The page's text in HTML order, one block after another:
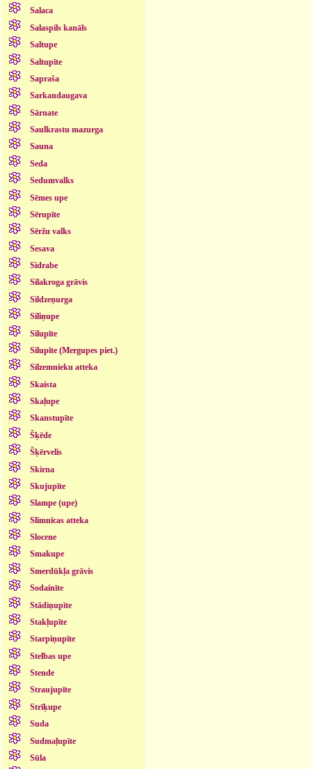
Salaca
Salaspils kanāls
Saltupe
Saltupīte
Sapraša
Sarkandaugava
Sārnate
Saulkrastu mazurga
Sauna
Seda
Sedumvalks
Sēmes upe
Sērupīte
Sēržu valks
Sesava
Sidrabe
Silakroga grāvis
Sildzeņurga
Siliņupe
Silupīte
Silupīte (Mergupes piet.)
Silzemnieku atteka
Skaista
Skaļupe
Skanstupīte
Šķēde
Šķērvelis
Skirna
Skujupīte
Slampe (upe)
Slimnīcas atteka
Slocene
Smakupe
Smerdūkļa grāvis
Sodainīte
Stādiņupīte
Stakļupīte
Starpiņupīte
Stelbas upe
Stende
Straujupīte
Strīķupe
Suda
Sudmaļupīte
Sūla